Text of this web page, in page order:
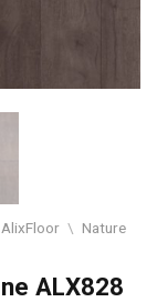
AlixFloor \ Nature
ALX828